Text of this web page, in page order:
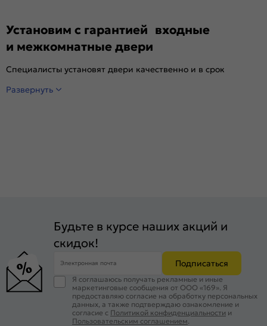
Установим с гарантией входные
и межкомнатные двери
Специалисты установят двери качественно и в срок
Развернуть
Будьте в курсе наших акций и
скидок!
Электронная почта Подписаться
Я соглашаюсь получать рекламные и иные
маркетинговые сообщения от ООО «169». Я
предоставляю согласие на обработку персональных
данных, а также подтверждаю ознакомление и
согласие с Политикой конфиденциальности и
Пользовательским соглашением